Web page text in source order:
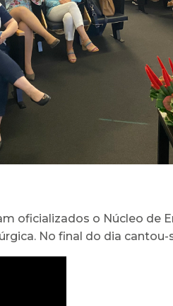
oficializados o Núcleo de
No final do dia